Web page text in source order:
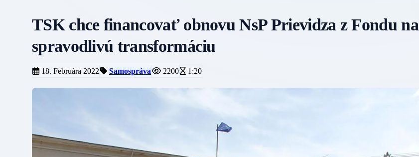
TSK chce financovať obnovu NsP Prievidza z Fondu na
spravodlivú transformáciu
18. Februára 2022 Samospráva 2200 1:20